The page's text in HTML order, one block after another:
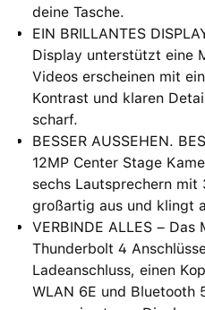
deine Tasche.
EIN BRILLANTES
Display unterstützt eine
Videos erscheinen mit
Kontrast und klaren
scharf.
BESSER AUSSEHEN.
12MP Center Stage
sechs Lautsprechern mit
großartig aus und klingt
VERBINDE ALLES –
Thunderbolt 4
Ladeanschluss, einen
WLAN 6E und Bluetooth